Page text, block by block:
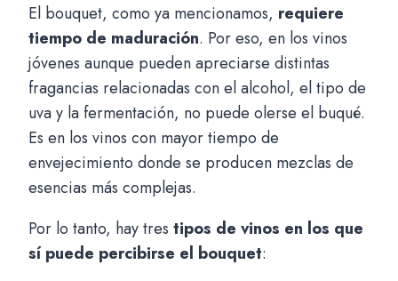
El bouquet, como ya mencionamos, requiere
tiempo de maduración. Por eso, en los vinos
jóvenes aunque pueden apreciarse distintas
fragancias relacionadas con el alcohol, el tipo de
uva y la fermentación, no puede olerse el buqué.
Es en los vinos con mayor tiempo de
envejecimiento donde se producen mezclas de
esencias más complejas.
Por lo tanto, hay tres tipos de vinos en los que
sí puede percibirse el bouquet: